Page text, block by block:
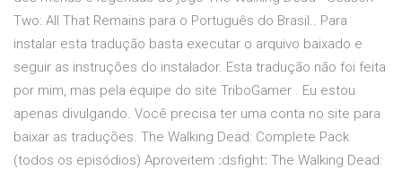
Two: All That Remains para o Português do Brasil.. Para
instalar esta tradução basta executar o arquivo baixado e
seguir as instruções do instalador. Esta tradução não foi feita
por mim, mas pela equipe do site TriboGamer . Eu estou
apenas divulgando. Você precisa ter uma conta no site para
baixar as traduções. The Walking Dead: Complete Pack
(todos os episódios) Aproveitem ːdsfightː The Walking Dead: